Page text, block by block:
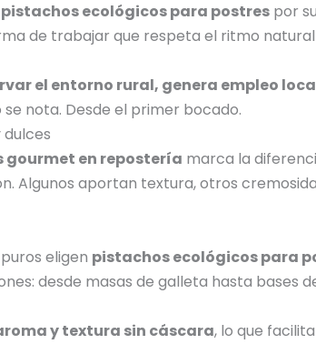
pistachos ecológicos para postres por
de trabajar que respeta el ritmo
el entorno rural, genera empleo
nota. Desde el primer bocado.
gourmet en repostería marca la
Algunos aportan textura, otros
eligen pistachos ecológicos para
desde masas de galleta hasta bases
y textura sin cáscara, lo que